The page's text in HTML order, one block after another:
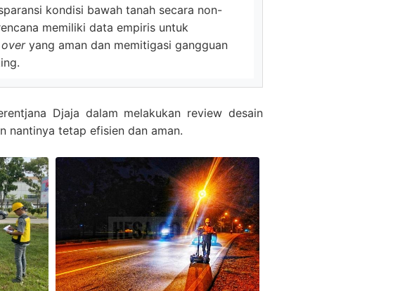
kondisi bawah tanah secara non-
memiliki data empiris untuk
yang aman dan memitigasi gangguan
Djaja dalam melakukan review desain
nantinya tetap efisien dan aman.